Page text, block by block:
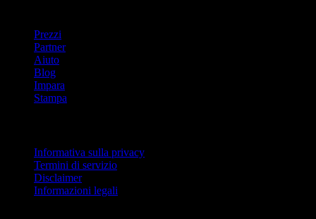
Prezzi
Partner
Aiuto
Blog
Impara
Stampa
Informativa sulla privacy
Termini di servizio
Disclaimer
Informazioni legali